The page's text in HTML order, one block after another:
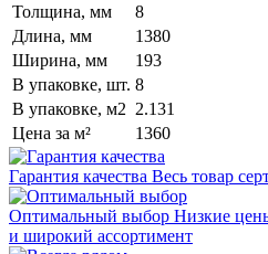
Толщина, мм
8
Длина, мм
1380
Ширина, мм
193
В упаковке, шт. 8
В упаковке, м2 2.131
Цена за м²
1360
Гарантия качества Весь товар
Оптимальный выбор Низкие
и широкий ассортимент